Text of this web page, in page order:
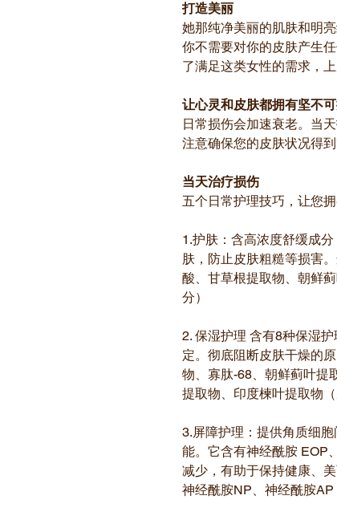
打造美丽
她那纯净美丽的肌肤和明
你不需要对你的皮肤产生
了满足这类女性的需求，
让心灵和皮肤都拥有坚不可
日常损伤会加速衰老。当
注意确保您的皮肤状况得
当天治疗损伤
五个日常护理技巧，让您
1.护肤：含高浓度舒缓成
肤，防止皮肤粗糙等损害
酸、甘草根提取物、朝鲜
分）
2. 保湿护理 含有8种保湿
定。彻底阻断皮肤干燥的
物、寡肽-68、朝鲜蓟叶提
提取物、印度楝叶提取物（
3.屏障护理：提供角质细
能。它含有神经酰胺 EOP
减少，有助于保持健康、
神经酰胺NP、神经酰胺AP